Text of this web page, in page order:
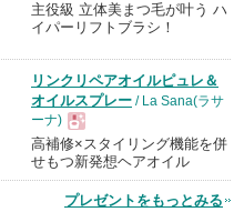
現
品
主役級 立体美まつ毛が叶う ハ
イパーリフトブラシ！
リンクリペアオイルピュレ＆
オイルスプレー / La Sana(ラサ
ーナ)
現
高補修×スタイリング機能を併
せもつ新発想ヘアオイル
プレゼントをもっとみる